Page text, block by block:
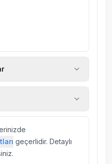
değildir.
olarak ilaçlama
rağmen çevrede
vs. bulunma ihtimali
geçerlidir. Detaylı